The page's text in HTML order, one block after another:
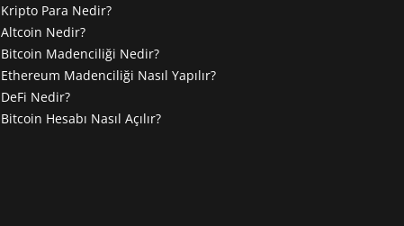
Kripto Para Nedir?
Altcoin Nedir?
Bitcoin Madenciliği Nedir?
Ethereum Madenciliği Nasıl Yapılır?
DeFi Nedir?
Bitcoin Hesabı Nasıl Açılır?